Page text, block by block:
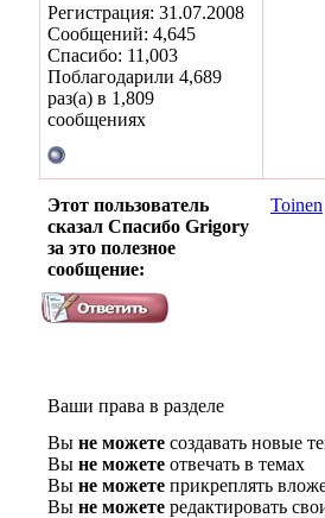
Регистрация: 31.07.2008
Сообщений: 4,645
Спасибо: 11,003
Поблагодарили 4,689
раз(а) в 1,809
сообщениях
Этот пользователь
сказал Спасибо Grigory
за это полезное
сообщение:
Toinen
Ваши права в разделе
Вы не можете создавать новые
Вы не можете отвечать в темах
Вы не можете прикреплять
Вы не можете редактировать